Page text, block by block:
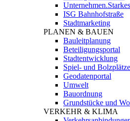
ISG Bahnhofstraße
Stadtmarketing
PLANEN & BAUEN
Bauleitplanung
Beteiligungsportal
Stadtentwicklung
Spiel- und Bolzplätze
Geodatenportal
Umwelt
Bauordnung
Grundstücke und
VERKEHR & KLIMA